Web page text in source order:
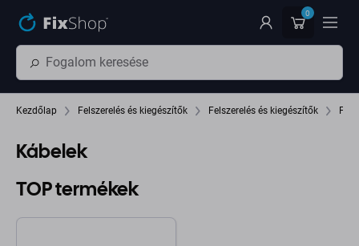
0
Kezdőlap Felszerelés és kiegészítők Felszerelés és kiegészítők
Kábelek
TOP termékek